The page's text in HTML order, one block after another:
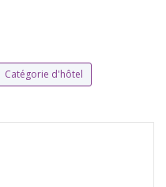
Catégorie d'hôtel